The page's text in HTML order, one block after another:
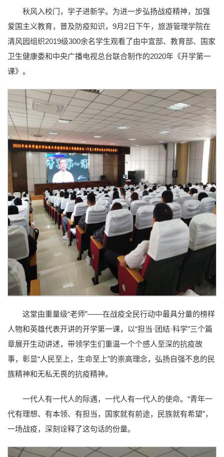
秋风入校门，学子进新学。为进一步弘扬战疫精神，加强
爱国主义教育，普及防疫知识，9月2日下午，旅游管理学院在
清风园组织2019级300余名学生观看了由中宣部、教育部、国家
卫生健康委和中央广播电视总台联合制作的2020年《开学第一
课》。
这堂由重量级“老师”——在战疫全民行动中最具分量的榜样
人物和英雄代表开讲的开学第一课，以“担当·团结·科学”三个篇
章展开生动讲述，带领学生们重温一个个感人至深的抗疫故
事，彰显“人民至上，生命至上”的崇高理念，弘扬自强不息的民
族精神和无私无畏的抗疫精神。
一代人有一代人的际遇，一代人有一代人的使命。“青年一
代有理想、有本领、有担当，国家就有前途，民族就有希望”，
一场战疫，深刻诠释了这句话的份量。